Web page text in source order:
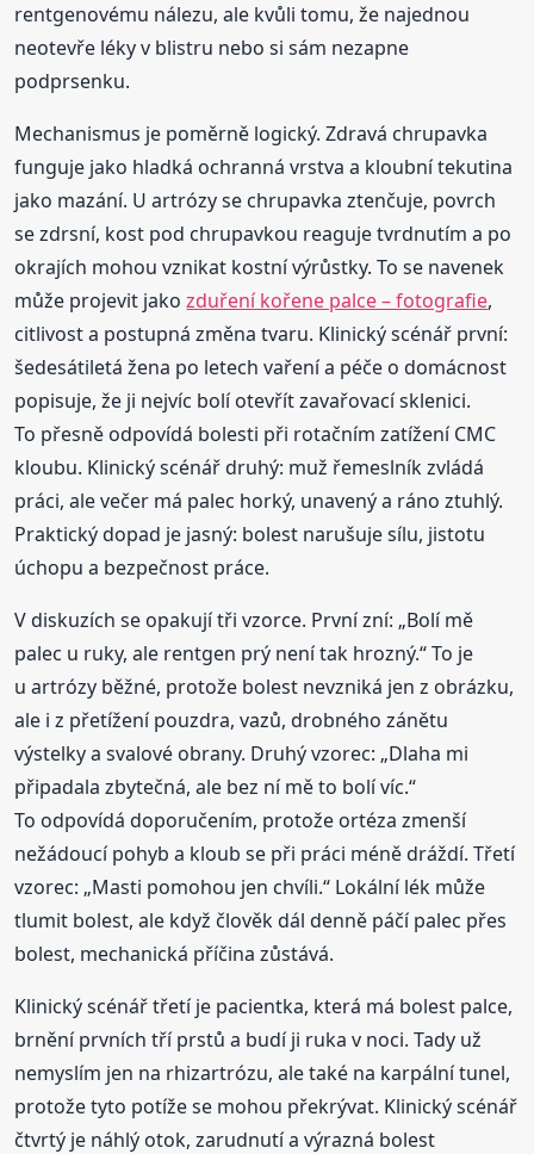
rentgenovému nálezu, ale kvůli tomu, že najednou
neotevře léky v blistru nebo si sám nezapne
podprsenku.
Mechanismus je poměrně logický. Zdravá chrupavka
funguje jako hladká ochranná vrstva a kloubní tekutina
jako mazání. U artrózy se chrupavka ztenčuje, povrch
se zdrsní, kost pod chrupavkou reaguje tvrdnutím a po
okrajích mohou vznikat kostní výrůstky. To se navenek
může projevit jakozduření kořene palce – fotografie,
citlivost a postupná změna tvaru. Klinický scénář první:
šedesátiletá žena po letech vaření a péče o domácnost
popisuje, že ji nejvíc bolí otevřít zavařovací sklenici.
To přesně odpovídá bolesti při rotačním zatížení CMC
kloubu. Klinický scénář druhý: muž řemeslník zvládá
práci, ale večer má palec horký, unavený a ráno ztuhlý.
Praktický dopad je jasný: bolest narušuje sílu, jistotu
úchopu a bezpečnost práce.
V diskuzích se opakují tři vzorce. První zní: „Bolí mě
palec u ruky, ale rentgen prý není tak hrozný.“ To je
u artrózy běžné, protože bolest nevzniká jen z obrázku,
ale i z přetížení pouzdra, vazů, drobného zánětu
výstelky a svalové obrany. Druhý vzorec: „Dlaha mi
připadala zbytečná, ale bez ní mě to bolí víc.“
To odpovídá doporučením, protože ortéza zmenší
nežádoucí pohyb a kloub se při práci méně dráždí. Třetí
vzorec: „Masti pomohou jen chvíli.“ Lokální lék může
tlumit bolest, ale když člověk dál denně páčí palec přes
bolest, mechanická příčina zůstává.
Klinický scénář třetí je pacientka, která má bolest palce,
brnění prvních tří prstů a budí ji ruka v noci. Tady už
nemyslím jen na rhizartrózu, ale také na karpální tunel,
protože tyto potíže se mohou překrývat. Klinický scénář
čtvrtý je náhlý otok, zarudnutí a výrazná bolest